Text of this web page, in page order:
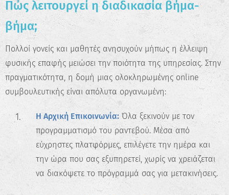
Πώς λειτουργεί η διαδικασία βήμα-
βήμα;
Πολλοί γονείς και μαθητές ανησυχούν μήπως η έλλειψη
φυσικής επαφής μειώσει την ποιότητα της υπηρεσίας. Στην
πραγματικότητα, η δομή μιας ολοκληρωμένης online
συμβουλευτικής είναι απόλυτα οργανωμένη:
Η Αρχική Επικοινωνία: Όλα ξεκινούν με τον
προγραμματισμό του ραντεβού. Μέσα από
εύχρηστες πλατφόρμες, επιλέγετε την ημέρα και
την ώρα που σας εξυπηρετεί, χωρίς να χρειάζεται
να διακόψετε το πρόγραμμά σας για μετακινήσεις.